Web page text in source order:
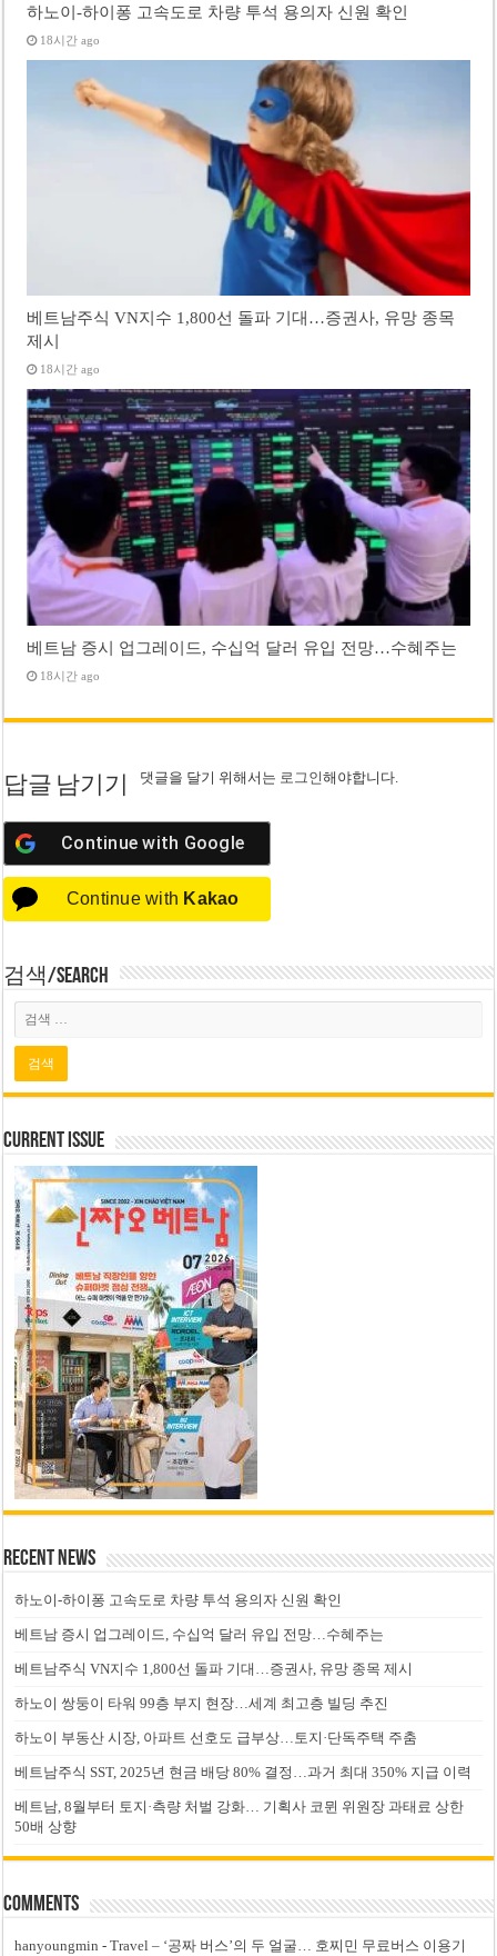
하노이-하이퐁 고속도로 차량 투석 용의자 신원 확인
18시간 ago
베트남주식 VN지수 1,800선 돌파 기대…증권사, 유망 종목
제시
18시간 ago
베트남 증시 업그레이드, 수십억 달러 유입 전망…수혜주는
18시간 ago
답글 남기기 댓글을 달기 위해서는 로그인해야합니다.
Continue with Google
Continue with Kakao
검색/Search
Current Issue
Recent News
하노이-하이퐁 고속도로 차량 투석 용의자 신원 확인
베트남 증시 업그레이드, 수십억 달러 유입 전망…수혜주는
베트남주식 VN지수 1,800선 돌파 기대…증권사, 유망 종목 제시
하노이 쌍둥이 타워 99층 부지 현장…세계 최고층 빌딩 추진
하노이 부동산 시장, 아파트 선호도 급부상…토지·단독주택 주춤
베트남주식 SST, 2025년 현금 배당 80% 결정…과거 최대 350% 지급 이력
베트남, 8월부터 토지·측량 처벌 강화… 기획사 코뮌 위원장 과태료 상한
50배 상향
Comments
hanyoungmin -Travel – ‘공짜 버스’의 두 얼굴… 호찌민 무료버스 이용기